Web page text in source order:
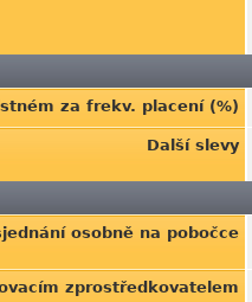
za frekv. placení (%)
Další slevy
osobně na pobočce
zprostředkovatelem